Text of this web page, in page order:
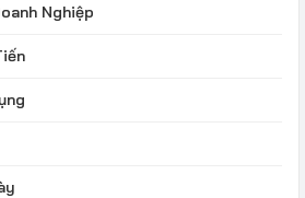
Nghiệp